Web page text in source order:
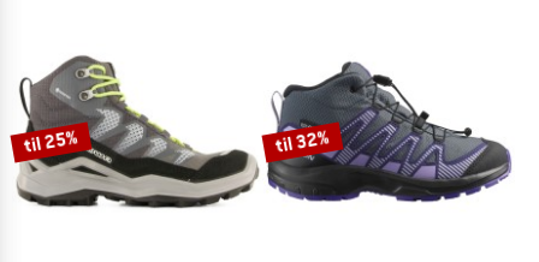
til 25% til 32%